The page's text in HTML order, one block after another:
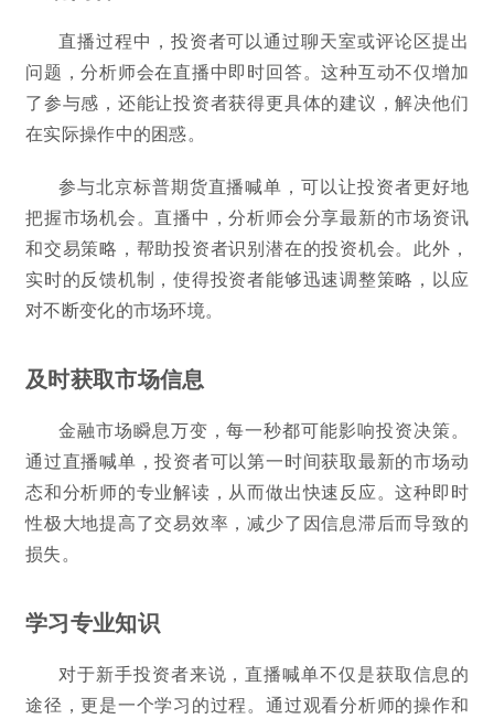
直播过程中，投资者可以通过聊天室或评论区提出
问题，分析师会在直播中即时回答。这种互动不仅增加
了参与感，还能让投资者获得更具体的建议，解决他们
在实际操作中的困惑。
参与北京标普期货直播喊单，可以让投资者更好地
把握市场机会。直播中，分析师会分享最新的市场资讯
和交易策略，帮助投资者识别潜在的投资机会。此外，
实时的反馈机制，使得投资者能够迅速调整策略，以应
对不断变化的市场环境。
及时获取市场信息
金融市场瞬息万变，每一秒都可能影响投资决策。
通过直播喊单，投资者可以第一时间获取最新的市场动
态和分析师的专业解读，从而做出快速反应。这种即时
性极大地提高了交易效率，减少了因信息滞后而导致的
损失。
学习专业知识
对于新手投资者来说，直播喊单不仅是获取信息的
途径，更是一个学习的过程。通过观看分析师的操作和